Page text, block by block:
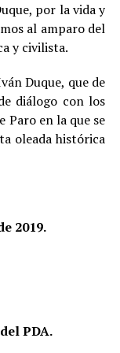
por la vida y
al amparo del
y civilista.
Duque, que de
diálogo con los
Paro en la que se
oleada histórica
2019.
PDA.